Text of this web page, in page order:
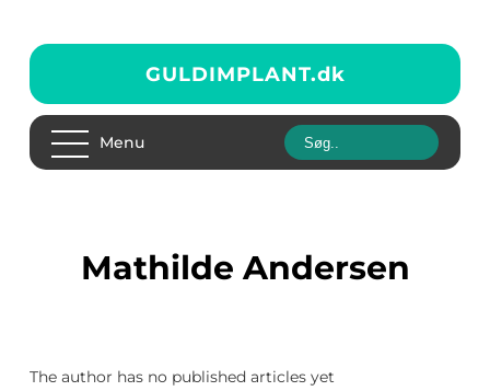
GULDIMPLANT.dk
Menu
Mathilde Andersen
The author has no published articles yet